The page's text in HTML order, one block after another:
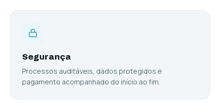
Segurança
Processos auditáveis, dados protegidos e
pagamento acompanhado do início ao fim.